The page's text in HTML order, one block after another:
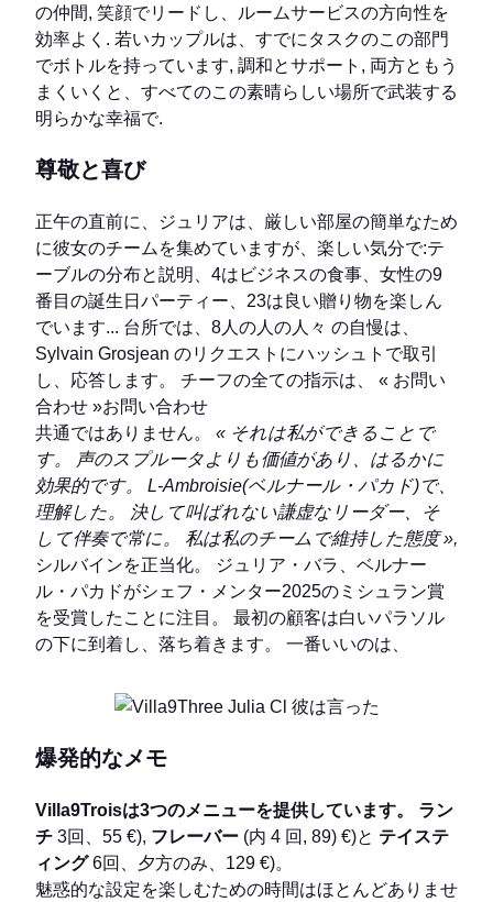
の仲間, 笑顔でリードし、ルームサービスの方向性を
効率よく. 若いカップルは、すでにタスクのこの部門
でボトルを持っています, 調和とサポート, 両方ともう
まくいくと、すべてのこの素晴らしい場所で武装する
明らかな幸福で.
尊敬と喜び
正午の直前に、ジュリアは、厳しい部屋の簡単なため
に彼女のチームを集めていますが、楽しい気分で:テ
ーブルの分布と説明、4はビジネスの食事、女性の9
番目の誕生日パーティー、23は良い贈り物を楽しん
でいます... 台所では、8人の人の人々 の自慢は、
Sylvain Grosjean のリクエストにハッシュトで取引
し、応答します。 チーフの全ての指示は、 « お問い
合わせ »お問い合わせ
共通ではありません。 « それは私ができることで
す。 声のスプルータよりも価値があり、はるかに
効果的です。 L-Ambroisie(ベルナール・パカド)で、
理解した。 決して叫ばれない謙虚なリーダー、そ
して伴奏で常に。 私は私のチームで維持した態度 »,
シルバインを正当化。 ジュリア・バラ、ベルナー
ル・パカドがシェフ・メンター2025のミシュラン賞
を受賞したことに注目。 最初の顧客は白いパラソル
の下に到着し、落ち着きます。 一番いいのは、
爆発的なメモ
Villa9Troisは3つのメニューを提供しています。
ラン
チ 3回、55 €), フレーバー (内 4 回, 89) €)と テイステ
ィング6回、夕方のみ、129 €)。
魅惑的な設定を楽しむための時間はほとんどありませ